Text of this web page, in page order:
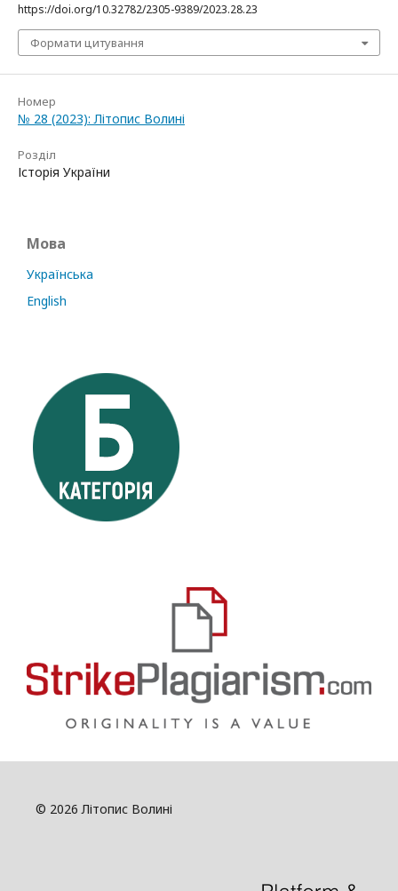
https://doi.org/10.32782/2305-9389/2023.28.23
Формати цитування
Номер
№ 28 (2023): Літопис Волині
Розділ
Історія України
Мова
Українська
English
© 2026 Літопис Волині